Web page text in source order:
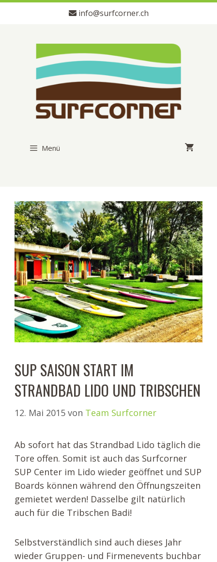
Zum
info@surfcorner.ch
Menü
SUP SAISON START IM
STRANDBAD LIDO UND TRIBSCHEN
12. Mai 2015 von Team Surfcorner
Ab sofort hat das Strandbad Lido täglich die
Tore offen. Somit ist auch das Surfcorner
SUP Center im Lido wieder geöffnet und SUP
Boards können während den Öffnungszeiten
gemietet werden! Dasselbe gilt natürlich
auch für die Tribschen Badi!
Selbstverständlich sind auch dieses Jahr
wieder Gruppen- und Firmenevents buchbar